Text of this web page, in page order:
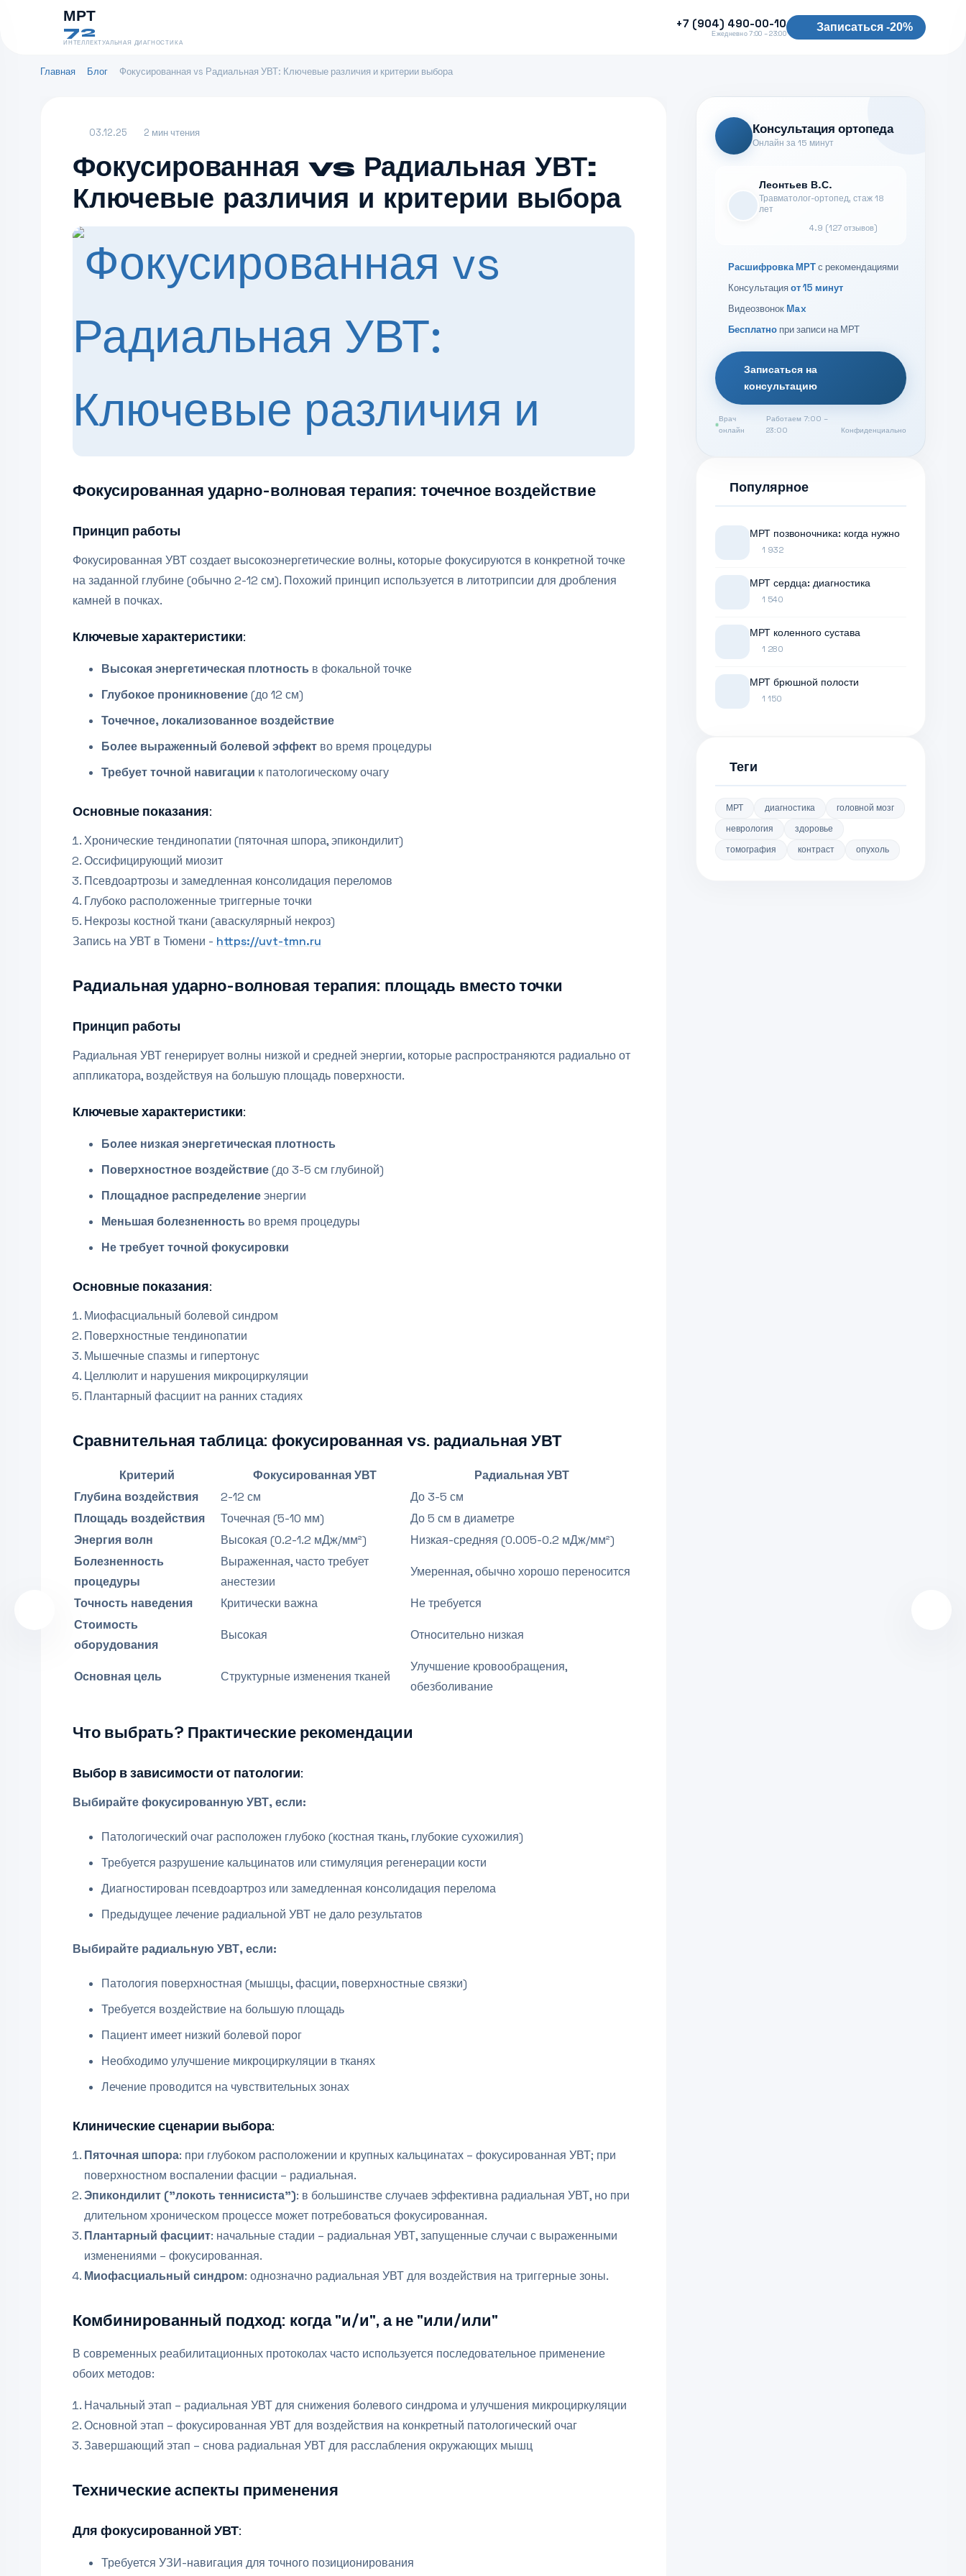
МРТ
72
ИНТЕЛЛЕКТУАЛЬНАЯ ДИАГНОСТИКА
+7 (904) 490-00-10
Ежедневно 7:00 – 23:00
Записаться -20%
Главная Блог Фокусированная vs Радиальная УВТ: Ключевые различия и критерии выбора
03.12.25 2 мин чтения
Фокусированная vs Радиальная УВТ:
Ключевые различия и критерии выбора
Фокусированная ударно-волновая терапия: точечное воздействие
Принцип работы
Фокусированная УВТ создает высокоэнергетические волны, которые фокусируются в конкретной точке
на заданной глубине (обычно 2-12 см). Похожий принцип используется в литотрипсии для дробления
камней в почках.
Ключевые характеристики:
Высокая энергетическая плотность в фокальной точке
Глубокое проникновение(до 12 см)
Точечное, локализованное воздействие
Более выраженный болевой эффект во время процедуры
Требует точной навигации к патологическому очагу
Основные показания:
Хронические тендинопатии (пяточная шпора, эпикондилит)
Оссифицирующий миозит
Псевдоартрозы и замедленная консолидация переломов
Глубоко расположенные триггерные точки
Некрозы костной ткани (аваскулярный некроз)
Запись на УВТ в Тюмени - https://uvt-tmn.ru
Радиальная ударно-волновая терапия: площадь вместо точки
Принцип работы
Радиальная УВТ генерирует волны низкой и средней энергии, которые распространяются радиально от
аппликатора, воздействуя на большую площадь поверхности.
Ключевые характеристики:
Более низкая энергетическая плотность
Поверхностное воздействие(до 3-5 см глубиной)
Площадное распределениеэнергии
Меньшая болезненность во время процедуры
Не требует точной фокусировки
Основные показания:
Миофасциальный болевой синдром
Поверхностные тендинопатии
Мышечные спазмы и гипертонус
Целлюлит и нарушения микроциркуляции
Плантарный фасциит на ранних стадиях
Сравнительная таблица: фокусированная vs. радиальная УВТ
Критерий Фокусированная УВТ
Радиальная УВТ
Глубина воздействия
2-12 см
До 3-5 см
Площадь воздействия
Точечная (5-10 мм)
До 5 см в диаметре
Энергия волн
Высокая (0.2-1.2 мДж/мм²)
Низкая-средняя (0.005-0.2 мДж/мм²)
Болезненность
процедуры
Выраженная, часто требует
анестезии
Умеренная, обычно хорошо переносится
Точность наведения Критически важна
Не требуется
Стоимость
оборудования
Высокая Относительно низкая
Основная цель Структурные изменения тканей
Улучшение кровообращения,
обезболивание
Что выбрать? Практические рекомендации
Выбор в зависимости от патологии:
Выбирайте фокусированную УВТ, если:
Патологический очаг расположен глубоко (костная ткань, глубокие сухожилия)
Требуется разрушение кальцинатов или стимуляция регенерации кости
Диагностирован псевдоартроз или замедленная консолидация перелома
Предыдущее лечение радиальной УВТ не дало результатов
Выбирайте радиальную УВТ, если:
Патология поверхностная (мышцы, фасции, поверхностные связки)
Требуется воздействие на большую площадь
Пациент имеет низкий болевой порог
Необходимо улучшение микроциркуляции в тканях
Лечение проводится на чувствительных зонах
Клинические сценарии выбора:
Пяточная шпора: при глубоком расположении и крупных кальцинатах – фокусированная УВТ; при
поверхностном воспалении фасции – радиальная.
Эпикондилит ("локоть теннисиста"): в большинстве случаев эффективна радиальная УВТ, но при
длительном хроническом процессе может потребоваться фокусированная.
Плантарный фасциит: начальные стадии – радиальная УВТ, запущенные случаи с выраженными
изменениями – фокусированная.
Миофасциальный синдром: однозначно радиальная УВТ для воздействия на триггерные зоны.
Комбинированный подход: когда "и/и", а не "или/или"
В современных реабилитационных протоколах часто используется последовательное применение
обоих методов:
Начальный этап – радиальная УВТ для снижения болевого синдрома и улучшения микроциркуляции
Основной этап – фокусированная УВТ для воздействия на конкретный патологический очаг
Завершающий этап – снова радиальная УВТ для расслабления окружающих мышц
Технические аспекты применения
Для фокусированной УВТ:
Требуется УЗИ-навигация для точного позиционирования
Консультация ортопеда
Онлайн за 15 минут
Леонтьев В.С.
Травматолог-ортопед, стаж 18
лет
4.9 (127 отзывов)
Расшифровка МРТс рекомендациями
Консультацияот 15 минут
Видеозвонок Max
Бесплатно при записи на МРТ
Записаться на
консультацию
Врач
онлайн
Работаем 7:00 –
23:00
Конфиденциально
Популярное
МРТ позвоночника: когда нужно
1 932
МРТ сердца: диагностика
1 540
МРТ коленного сустава
1 280
МРТ брюшной полости
1 150
Теги
МРТ диагностика
головной мозг
неврология
здоровье
томография
контраст опухоль